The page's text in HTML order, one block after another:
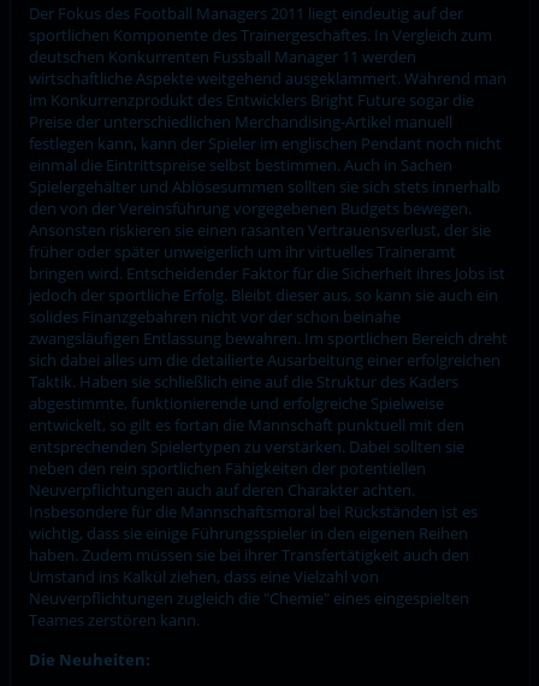
Der Fokus des Football Managers 2011 liegt eindeutig auf der
sportlichen Komponente des Trainergeschäftes. In Vergleich zum
deutschen Konkurrenten Fussball Manager 11 werden
wirtschaftliche Aspekte weitgehend ausgeklammert. Während man
im Konkurrenzprodukt des Entwicklers Bright Future sogar die
Preise der unterschiedlichen Merchandising-Artikel manuell
festlegen kann, kann der Spieler im englischen Pendant noch nicht
einmal die Eintrittspreise selbst bestimmen. Auch in Sachen
Spielergehälter und Ablösesummen sollten sie sich stets innerhalb
den von der Vereinsführung vorgegebenen Budgets bewegen.
Ansonsten riskieren sie einen rasanten Vertrauensverlust, der sie
früher oder später unweigerlich um ihr virtuelles Traineramt
bringen wird. Entscheidender Faktor für die Sicherheit ihres Jobs ist
jedoch der sportliche Erfolg. Bleibt dieser aus, so kann sie auch ein
solides Finanzgebahren nicht vor der schon beinahe
zwangsläufigen Entlassung bewahren. Im sportlichen Bereich dreht
sich dabei alles um die detailierte Ausarbeitung einer erfolgreichen
Taktik. Haben sie schließlich eine auf die Struktur des Kaders
abgestimmte, funktionierende und erfolgreiche Spielweise
entwickelt, so gilt es fortan die Mannschaft punktuell mit den
entsprechenden Spielertypen zu verstärken. Dabei sollten sie
neben den rein sportlichen Fähigkeiten der potentiellen
Neuverpflichtungen auch auf deren Charakter achten.
Insbesondere für die Mannschaftsmoral bei Rückständen ist es
wichtig, dass sie einige Führungsspieler in den eigenen Reihen
haben. Zudem müssen sie bei ihrer Transfertätigkeit auch den
Umstand ins Kalkül ziehen, dass eine Vielzahl von
Neuverpflichtungen zugleich die "Chemie" eines eingespielten
Teames zerstören kann.
Die Neuheiten: